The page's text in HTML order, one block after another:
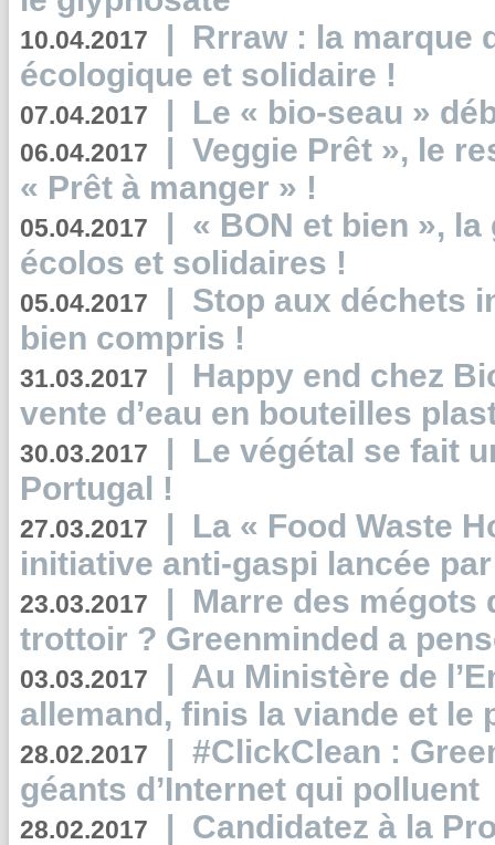
10.04.2017 | Rrraw : la marque
écologique et solidaire !
07.04.2017 | Le « bio-seau »
06.04.2017 | Veggie Prêt », le
« Prêt à manger » !
05.04.2017 | « BON et bien »,
écolos et solidaires !
05.04.2017 | Stop aux déchets
bien compris !
31.03.2017 | Happy end chez
vente d’eau en bouteilles
30.03.2017 | Le végétal se fait
Portugal !
27.03.2017 | La « Food Waste
initiative anti-gaspi lancée
23.03.2017 | Marre des mégots
trottoir ? Greenminded a
03.03.2017 | Au Ministère de
allemand, finis la viande et le
28.02.2017 | #ClickClean :
géants d’Internet qui polluent
28.02.2017 | Candidatez à la